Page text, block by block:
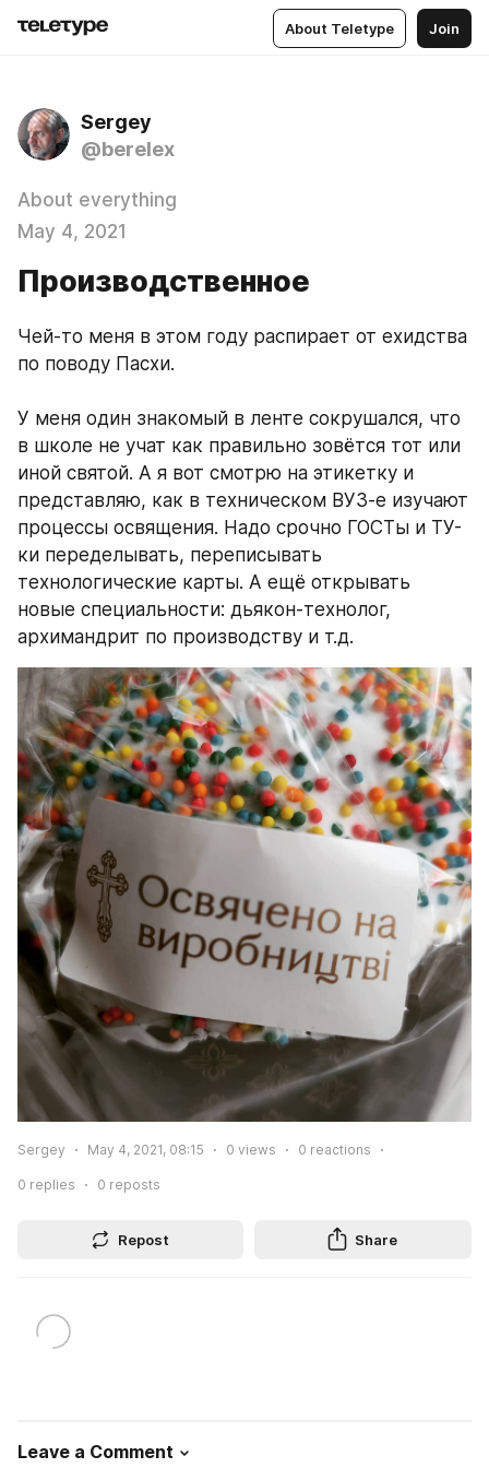
About Teletype Join
Sergey
@berelex
About everything
May 4, 2021
Производственное
Чей-то меня в этом году распирает от ехидства
по поводу Пасхи.
У меня один знакомый в ленте сокрушался, что
в школе не учат как правильно зовётся тот или
иной святой. А я вот смотрю на этикетку и
представляю, как в техническом ВУЗ-е изучают
процессы освящения. Надо срочно ГОСТы и ТУ-
ки переделывать, переписывать
технологические карты. А ещё открывать
новые специальности: дьякон-технолог,
архимандрит по производству и т.д.
Sergey May 4, 2021, 08:15 0 views 0 reactions
0 replies 0 reposts
Repost Share
Leave a Comment